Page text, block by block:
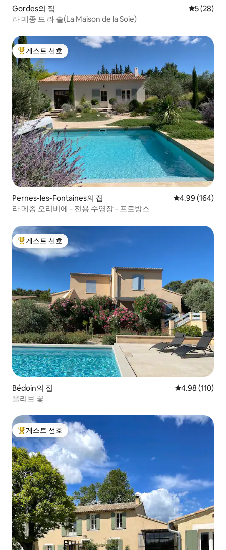
Gordes의 집 평점 5점(5
5 (28)
라 메종 드 라 솔(La Maison de la Soie)
상위 게스트 선호
게스트 선호
Pernes-les-Fontaines의 집 평점 4.99점(5
4.99 (164)
라 메종 오리비에 - 전용 수영장 - 프로방스
상위 게스트 선호
게스트 선호
Bédoin의 집 평점 4.98점(5
4.98 (110)
올리브 꽃
상위 게스트 선호
게스트 선호